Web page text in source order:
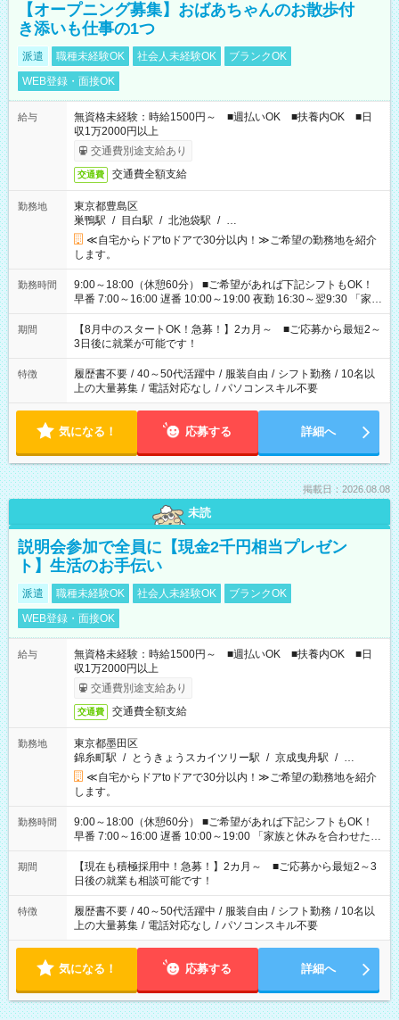
【オープニング募集】おばあちゃんのお散歩付
き添いも仕事の1つ
派遣 職種未経験OK 社会人未経験OK
ブランクOK
WEB登録・面接OK
給与
無資格未経験：時給1500円～ ■週払いOK ■扶養内OK ■日
収1万2000円以上
交通費別途支給あり
交通費 交通費全額支給
勤務地
東京都豊島区
巣鴨駅 / 目白駅 / 北池袋駅 / …
≪自宅からドアtoドアで30分以内！≫ご希望の勤務地を紹介
します。
勤務時間
9:00～18:00（休憩60分） ■ご希望があれば下記シフトもOK！
早番 7:00～16:00 遅番 10:00～19:00 夜勤 16:30～翌9:30 「家族
と休みを合わせたい」 「余裕を持って夕飯の準備がしたい」
「できれば残業はしたくない」 など、ご希望を教えてください
ね。 ※Wワーク希望の方へ 今ご覧のお仕事で希望する勤務時間
と、もう1つのお仕事の勤務時間。 合計で週40時間を超える場
合は応募できません。
期間
【8月中のスタートOK！急募！】2カ月～ ■ご応募から最短2～
3日後に就業が可能です！
特徴 履歴書不要 / 40～50代活躍中 / 服装自由 / シフト勤務 / 10名以
上の大量募集 / 電話対応なし / パソコンスキル不要
気になる！ 応募する 詳細へ
掲載日：2026.08.08
未読
説明会参加で全員に【現金2千円相当プレゼン
ト】生活のお手伝い
派遣 職種未経験OK 社会人未経験OK
ブランクOK
WEB登録・面接OK
給与
無資格未経験：時給1500円～ ■週払いOK ■扶養内OK ■日
収1万2000円以上
交通費別途支給あり
交通費 交通費全額支給
勤務地
東京都墨田区
錦糸町駅 / とうきょうスカイツリー駅 / 京成曳舟駅 / …
≪自宅からドアtoドアで30分以内！≫ご希望の勤務地を紹介
します。
勤務時間
9:00～18:00（休憩60分） ■ご希望があれば下記シフトもOK！
早番 7:00～16:00 遅番 10:00～19:00 「家族と休みを合わせた
い」 「余裕を持って夕飯の準備がしたい」 「できれば残業はし
たくない」 など、ご希望を教えてくださいね。 ※Wワーク希望
の方へ 今ご覧のお仕事で希望する勤務時間と、もう1つのお仕事
の勤務時間。 合計で週40時間を超える場合は応募できません。
期間
【現在も積極採用中！急募！】2カ月～ ■ご応募から最短2～3
日後の就業も相談可能です！
特徴 履歴書不要 / 40～50代活躍中 / 服装自由 / シフト勤務 / 10名以
上の大量募集 / 電話対応なし / パソコンスキル不要
気になる！ 応募する 詳細へ